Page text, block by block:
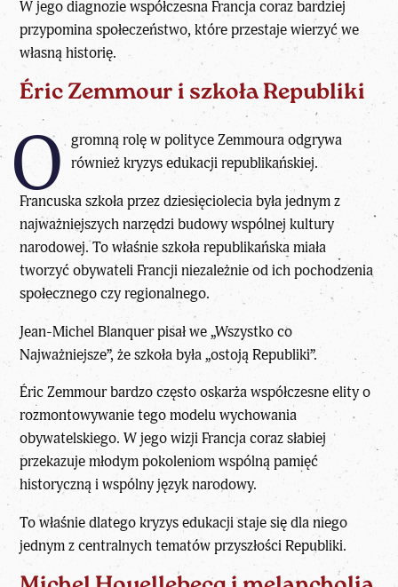
W jego diagnozie współczesna Francja coraz bardziej
przypomina społeczeństwo, które przestaje wierzyć we
własną historię.
Éric Zemmour i szkoła Republiki
O gromną rolę w polityce Zemmoura odgrywa
równieżkryzys edukacji republikańskiej.
Francuska szkoła przez dziesięciolecia była jednym z
najważniejszych narzędzi budowy wspólnej kultury
narodowej. To właśnie szkoła republikańska miała
tworzyć obywateli Francji niezależnie od ich pochodzenia
społecznego czy regionalnego.
Jean-Michel Blanquer pisał we „Wszystko co
Najważniejsze”, że szkoła była „ostoją Republiki”.
Éric Zemmour bardzo często oskarża współczesne elity o
rozmontowywanie tego modelu wychowania
obywatelskiego. W jego wizji Francja coraz słabiej
przekazuje młodym pokoleniom wspólną pamięć
historyczną i wspólny język narodowy.
To właśnie dlatego kryzys edukacji staje się dla niego
jednym z centralnych tematów przyszłości Republiki.